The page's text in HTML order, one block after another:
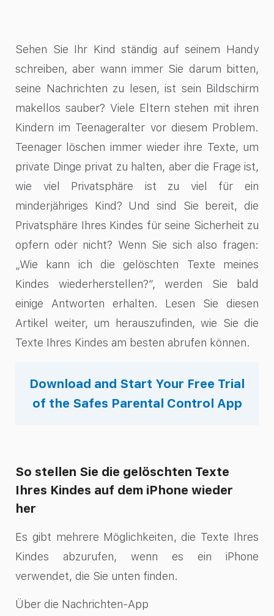
Sehen Sie Ihr Kind ständig auf seinem Handy
schreiben, aber wann immer Sie darum bitten,
seine Nachrichten zu lesen, ist sein Bildschirm
makellos sauber? Viele Eltern stehen mit ihren
Kindern im Teenageralter vor diesem Problem.
Teenager löschen immer wieder ihre Texte, um
private Dinge privat zu halten, aber die Frage ist,
wie viel Privatsphäre ist zu viel für ein
minderjähriges Kind? Und sind Sie bereit, die
Privatsphäre Ihres Kindes für seine Sicherheit zu
opfern oder nicht? Wenn Sie sich also fragen:
„Wie kann ich die gelöschten Texte meines
Kindes wiederherstellen?“, werden Sie bald
einige Antworten erhalten. Lesen Sie diesen
Artikel weiter, um herauszufinden, wie Sie die
Texte Ihres Kindes am besten abrufen können.
Download and Start Your Free Trial
of the Safes Parental Control App
So stellen Sie die gelöschten Texte
Ihres Kindes auf dem iPhone wieder
her
Es gibt mehrere Möglichkeiten, die Texte Ihres
Kindes abzurufen, wenn es ein iPhone
verwendet, die Sie unten finden.
Über die Nachrichten-App